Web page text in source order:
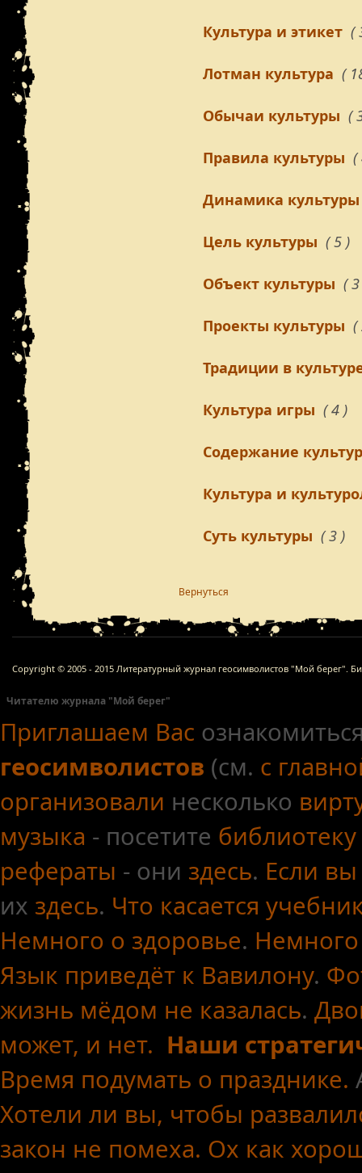
Культура и этикет (
Лотман культура (
Обычаи культуры (
Правила культуры (
Динамика культуры
Цель культуры ( 5 )
Объект культуры (
Проекты культуры (
Традиции в
Культура игры ( 4 )
Содержание
Культура и
Суть культуры ( 3 )
Вернуться
Copyright © 2005 - 2015 Литературный журнал геосимволистов "Мой берег".
Читателю журнала "Мой берег"
Приглашаем Вас
геосимволистов (см. с
организовали несколько
музыка - посетите
рефераты - они здесь. Если
их здесь. Что касается
Немного о здоровье.
Язык приведёт к Вавилону.
жизнь мёдом не казалась.
может, и нет. Наши
Время подумать о празднике.
Хотели ли вы, чтобы
закон не помеха. Ох как